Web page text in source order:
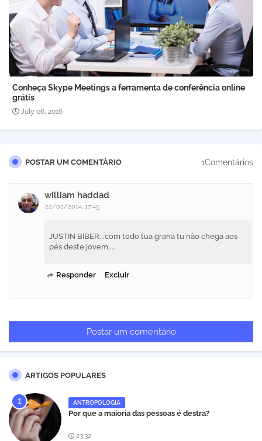
Conheça Skype Meetings a ferramenta de conferência online
grátis
July 06, 2016
POSTAR UM COMENTÁRIO 1Comentários
william haddad
22/02/2014, 17:45
JUSTIN BIBER...com todo tua grana tu não chega aos
pés deste jovem....
Responder Excluir
Postar um comentário
ARTIGOS POPULARES
ANTROPOLOGIA
Por que a maioria das pessoas é destra?
23:32